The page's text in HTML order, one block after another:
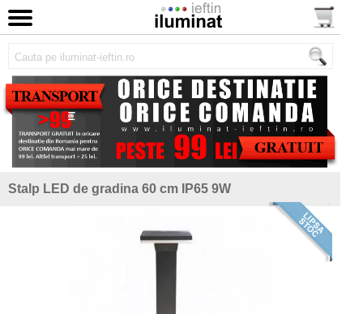
Stalp LED de gradina 60 cm IP65 9W